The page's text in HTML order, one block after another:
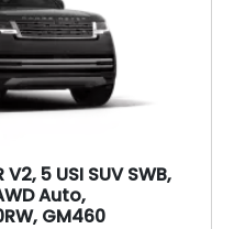
V2, 5 USI SUV SWB,
Auto,
GM460